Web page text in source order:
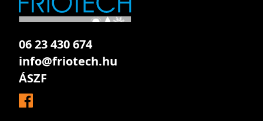
06 23 430 674
info@friotech.hu
ÁSZF